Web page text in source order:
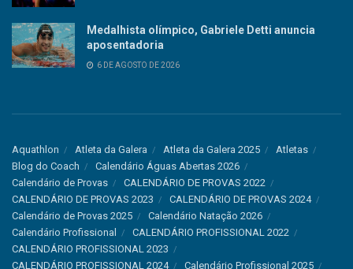
Medalhista olímpico, Gabriele Detti anuncia
aposentadoria
6 DE AGOSTO DE 2026
Aquathlon Atleta da Galera Atleta da Galera 2025
Atletas
Blog do Coach
Calendário Águas Abertas 2026
Calendário de Provas
CALENDÁRIO DE PROVAS 2022
CALENDÁRIO DE PROVAS 2023
CALENDÁRIO DE PROVAS 2024
Calendário de Provas 2025
Calendário Natação 2026
Calendário Profissional
CALENDÁRIO PROFISSIONAL 2022
CALENDÁRIO PROFISSIONAL 2023
CALENDÁRIO PROFISSIONAL 2024
Calendário Profissional 2025